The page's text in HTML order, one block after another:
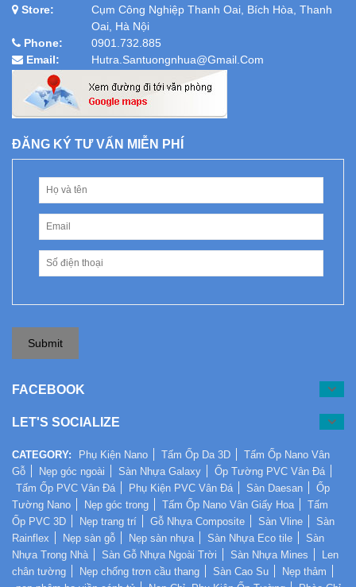
Store:
Cụm Công Nghiệp Thanh Oai, Bích Hòa, Thanh
Oai, Hà Nội
Phone:
0901.732.885
Email:
Hutra.santuongnhua@gmail.com
ĐĂNG KÝ TƯ VẤN MIỄN PHÍ
Submit
FACEBOOK
LET'S SOCIALIZE
CATEGORY: Phụ Kiện Nano Tấm Ốp Da 3D
Tấm Ốp Nano Vân
Gỗ
Nẹp góc ngoài Sàn Nhựa Galaxy
Ốp Tường PVC Vân Đá
Tấm Ốp PVC Vân Đá
Phụ Kiện PVC Vân Đá Sàn Daesan
Ốp
Tường Nano
Nẹp góc trong Tấm Ốp Nano Vân Giấy Hoa
Tấm
Ốp PVC 3D
Nẹp trang trí Gỗ Nhựa Composite Sàn Vline
Sàn
Rainflex
Nẹp sàn gỗ Nẹp sàn nhựa Sàn Nhựa Eco tile
Sàn
Nhựa Trong Nhà
Sàn Gỗ Nhựa Ngoài Trời Sàn Nhựa Mines
Len
chân tường
Nẹp chống trơn cầu thang Sàn Cao Su
Nẹp thảm